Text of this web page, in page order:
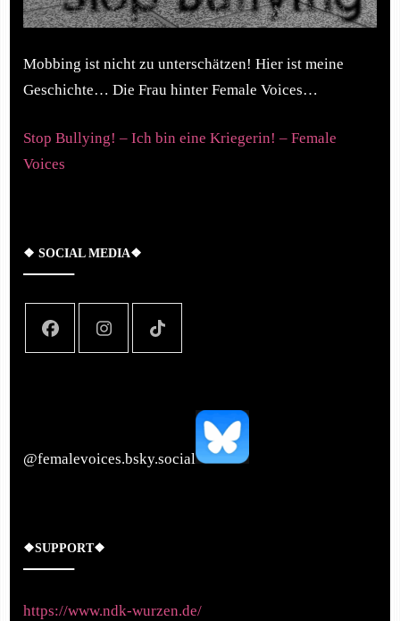
Mobbing ist nicht zu unterschätzen! Hier ist meine
Geschichte… Die Frau hinter Female Voices…
Stop Bullying! – Ich bin eine Kriegerin! – Female
Voices
❖ SOCIAL MEDIA❖
‪@femalevoices.bsky.social‬
❖SUPPORT❖
https://www.ndk-wurzen.de/